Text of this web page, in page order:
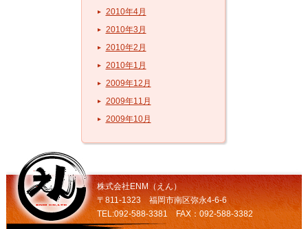
2010年4月
2010年3月
2010年2月
2010年1月
2009年12月
2009年11月
2009年10月
株式会社ENM（えん）
〒811-1323 福岡市南区弥永4-6-6
TEL:092-588-3381 FAX：092-588-3382